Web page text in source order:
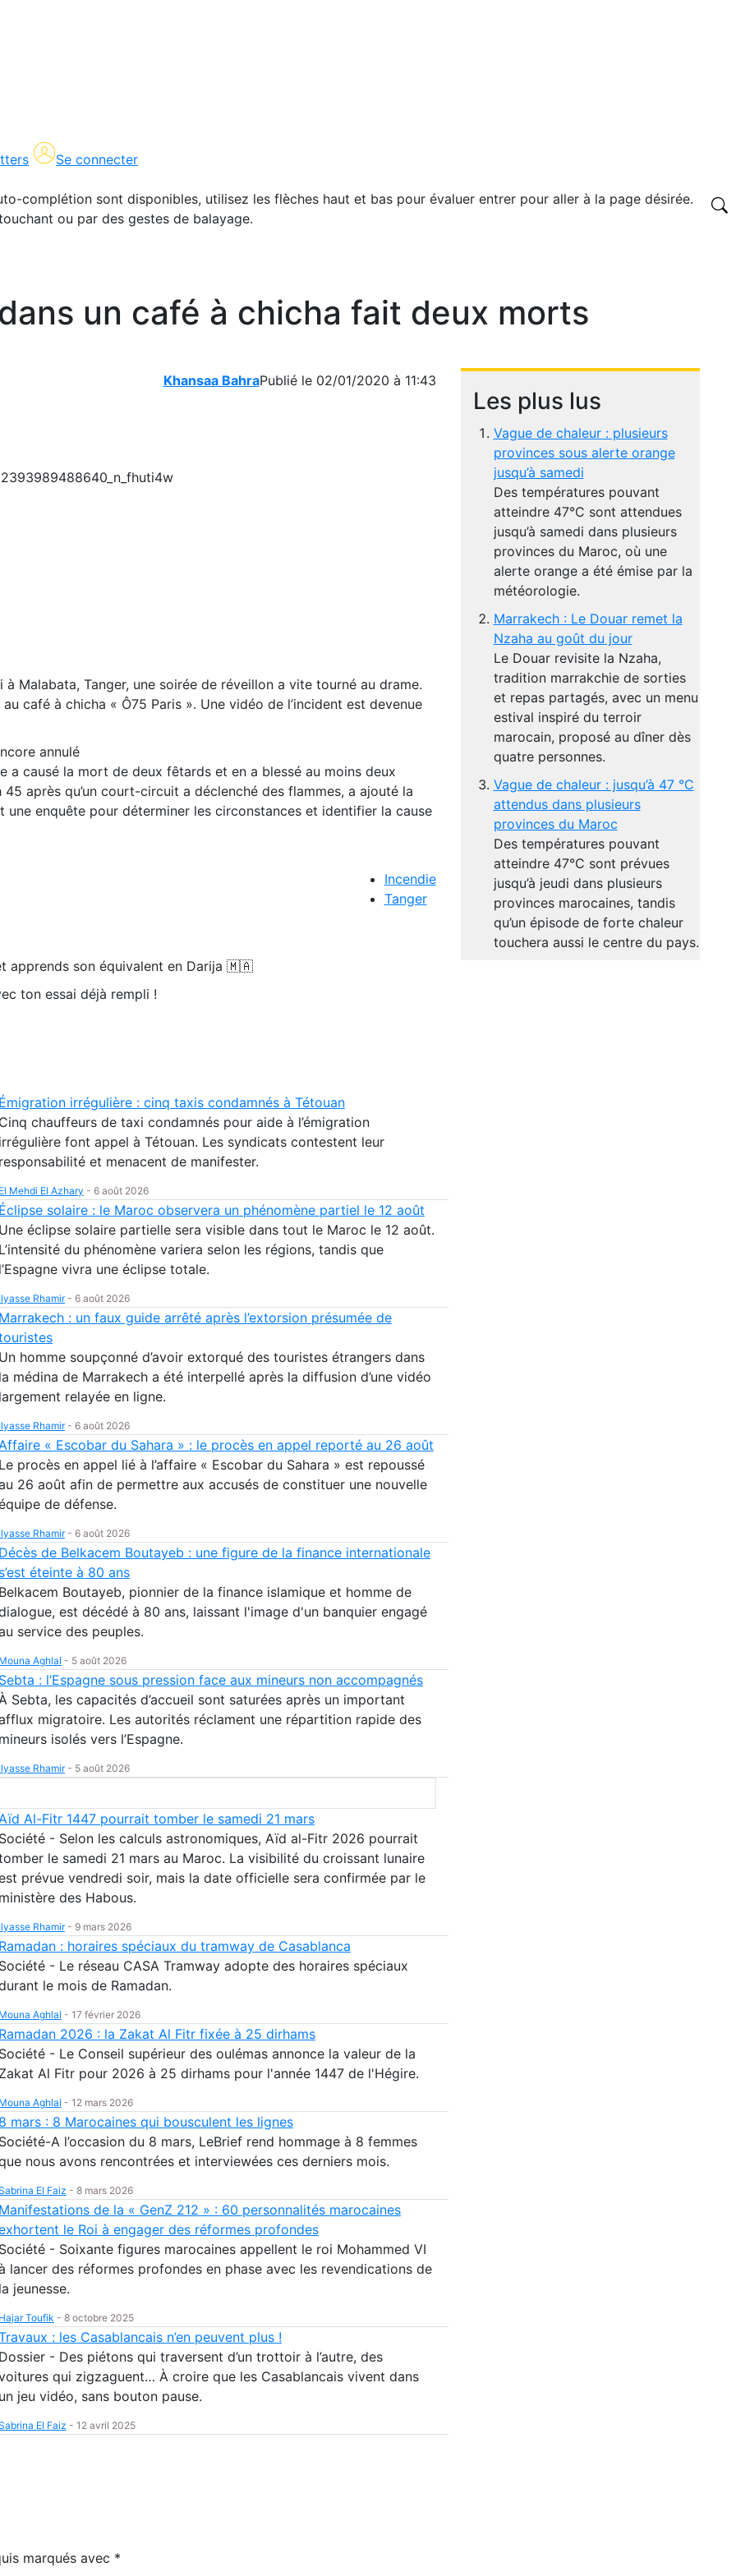
Se connecter
complétion sont disponibles, utilisez les flèches haut et bas pour évaluer entrer pour aller à la page désirée.
ou par des gestes de balayage.
un café à chicha fait deux morts
Khansaa BahraPublié le 02/01/2020 à 11:43
Malabata, Tanger, une soirée de réveillon a vite tourné au drame.
café à chicha « Ô75 Paris ». Une vidéo de l’incident est devenue
annulé
a causé la mort de deux fêtards et en a blessé au moins deux
45 après qu’un court-circuit a déclenché des flammes, a ajouté la
une enquête pour déterminer les circonstances et identifier la cause
Incendie
Tanger
apprends son équivalent en Darija 🇲🇦
ton essai déjà rempli !
Les plus lus
Vague de chaleur : plusieurs
provinces sous alerte orange
jusqu’à samedi
Des températures pouvant
atteindre 47°C sont attendues
jusqu’à samedi dans plusieurs
provinces du Maroc, où une
alerte orange a été émise par la
météorologie.
Marrakech : Le Douar remet la
Nzaha au goût du jour
Le Douar revisite la Nzaha,
tradition marrakchie de sorties
et repas partagés, avec un menu
estival inspiré du terroir
marocain, proposé au dîner dès
quatre personnes.
Vague de chaleur : jusqu’à 47 °C
attendus dans plusieurs
provinces du Maroc
Des températures pouvant
atteindre 47°C sont prévues
jusqu’à jeudi dans plusieurs
provinces marocaines, tandis
qu’un épisode de forte chaleur
touchera aussi le centre du pays.
Émigration irrégulière : cinq taxis condamnés à Tétouan
Cinq chauffeurs de taxi condamnés pour aide à l’émigration
irrégulière font appel à Tétouan. Les syndicats contestent leur
responsabilité et menacent de manifester.
El Mehdi El Azhary - 6 août 2026
Éclipse solaire : le Maroc observera un phénomène partiel le 12 août
Une éclipse solaire partielle sera visible dans tout le Maroc le 12 août.
L’intensité du phénomène variera selon les régions, tandis que
l’Espagne vivra une éclipse totale.
Ilyasse Rhamir- 6 août 2026
Marrakech : un faux guide arrêté après l’extorsion présumée de
Un homme soupçonné d’avoir extorqué des touristes étrangers dans
la médina de Marrakech a été interpellé après la diffusion d’une vidéo
largement relayée en ligne.
Ilyasse Rhamir- 6 août 2026
Affaire « Escobar du Sahara » : le procès en appel reporté au 26 août
Le procès en appel lié à l’affaire « Escobar du Sahara » est repoussé
26 août afin de permettre aux accusés de constituer une nouvelle
de défense.
Ilyasse Rhamir- 6 août 2026
Décès de Belkacem Boutayeb : une figure de la finance internationale
s’est éteinte à 80 ans
Belkacem Boutayeb, pionnier de la finance islamique et homme de
est décédé à 80 ans, laissant l'image d'un banquier engagé
service des peuples.
Mouna Aghlal - 5 août 2026
Sebta : l’Espagne sous pression face aux mineurs non accompagnés
À Sebta, les capacités d’accueil sont saturées après un important
migratoire. Les autorités réclament une répartition rapide des
mineurs isolés vers l’Espagne.
Ilyasse Rhamir- 5 août 2026
Aïd Al-Fitr 1447 pourrait tomber le samedi 21 mars
Société - Selon les calculs astronomiques, Aïd al-Fitr 2026 pourrait
le samedi 21 mars au Maroc. La visibilité du croissant lunaire
prévue vendredi soir, mais la date officielle sera confirmée par le
ministère des Habous.
Ilyasse Rhamir- 9 mars 2026
Ramadan : horaires spéciaux du tramway de Casablanca
Société - Le réseau CASA Tramway adopte des horaires spéciaux
le mois de Ramadan.
Mouna Aghlal - 17 février 2026
Ramadan 2026 : la Zakat Al Fitr fixée à 25 dirhams
Société - Le Conseil supérieur des oulémas annonce la valeur de la
Zakat Al Fitr pour 2026 à 25 dirhams pour l'année 1447 de l'Hégire.
Mouna Aghlal - 12 mars 2026
8 mars : 8 Marocaines qui bousculent les lignes
Société-A l’occasion du 8 mars, LeBrief rend hommage à 8 femmes
nous avons rencontrées et interviewées ces derniers mois.
El Faiz - 8 mars 2026
Manifestations de la « GenZ 212 » : 60 personnalités marocaines
le Roi à engager des réformes profondes
Société - Soixante figures marocaines appellent le roi Mohammed VI
lancer des réformes profondes en phase avec les revendications de
la jeunesse.
Hajar Toufik - 8 octobre 2025
: les Casablancais n’en peuvent plus !
Dossier - Des piétons qui traversent d’un trottoir à l’autre, des
qui zigzaguent… À croire que les Casablancais vivent dans
un jeu vidéo, sans bouton pause.
El Faiz - 12 avril 2025
marqués avec *